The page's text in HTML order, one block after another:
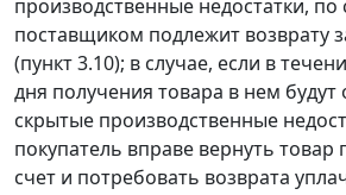
производственные недостатки, по
поставщиком подлежит возврату
(пункт 3.10); в случае, если в
дня получения товара в нем
скрытые производственные
покупатель вправе вернуть товар
счет и потребовать возврата